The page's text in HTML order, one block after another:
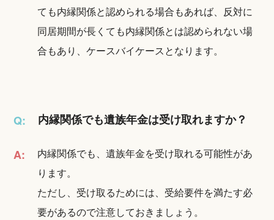
ても内縁関係と認められる場合もあれば、反対に
同居期間が長くても内縁関係とは認められない場
合もあり、ケースバイケースとなります。
Q: 内縁関係でも遺族年金は受け取れますか？
A:
内縁関係でも、遺族年金を受け取れる可能性があ
ります。
ただし、受け取るためには、受給要件を満たす必
要があるので注意しておきましょう。